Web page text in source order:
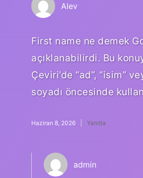
Alev
First name ne demek
açıklanabilirdi. Bu
Çeviri’de “ad”, “isim”
soyadı öncesinde
Haziran 8, 2026 Yanıtla
admin